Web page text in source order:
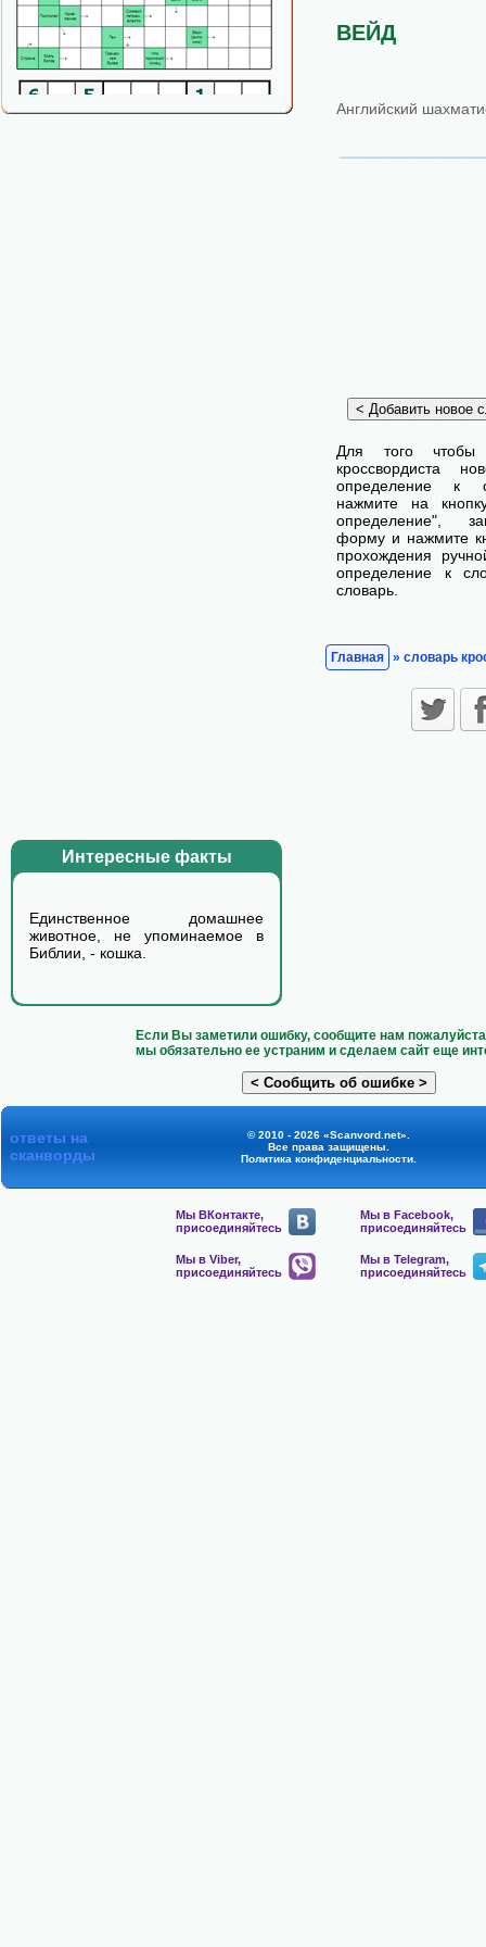
Интересные факты
Единственное домашнее
животное, не упоминаемое в
Библии, - кошка.
ВЕЙД
Английский
Для того чтобы
кроссвордиста
определение к
нажмите на
определение",
форму и нажмите
прохождения
определение к
словарь.
Главная » словарь
Если Вы заметили ошибку, сообщите нам
мы обязательно ее устраним и сделаем сайт еще
ответы на
сканворды
© 2010 - 2026 «Scanvord.net».
Все права защищены.
Политика конфиденциальности.
Мы ВКонтакте,
присоединяйтесь
Мы в Facebook,
присоединяйтесь
Мы в Viber,
присоединяйтесь
Мы в Telegram,
присоединяйтесь